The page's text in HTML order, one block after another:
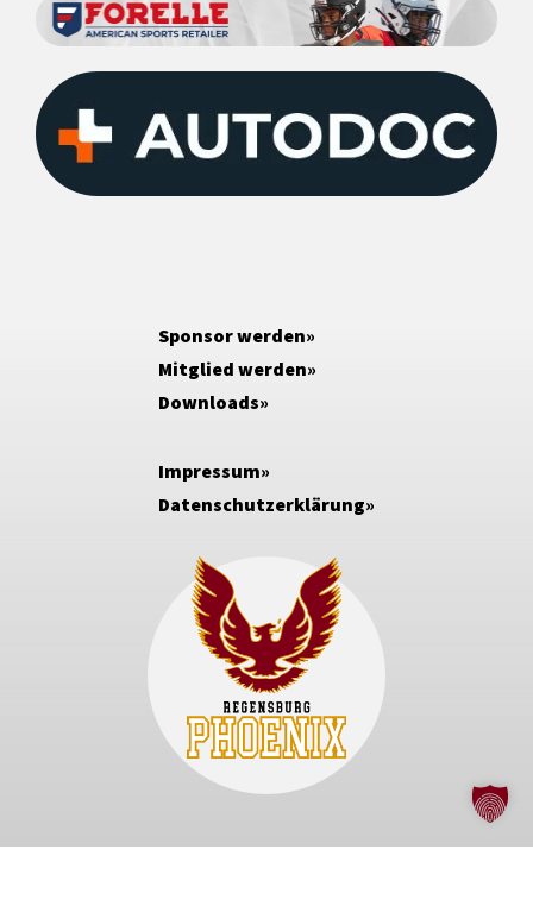
Sponsor werden
Mitglied werden
Downloads
Impressum
Datenschutzerklärung